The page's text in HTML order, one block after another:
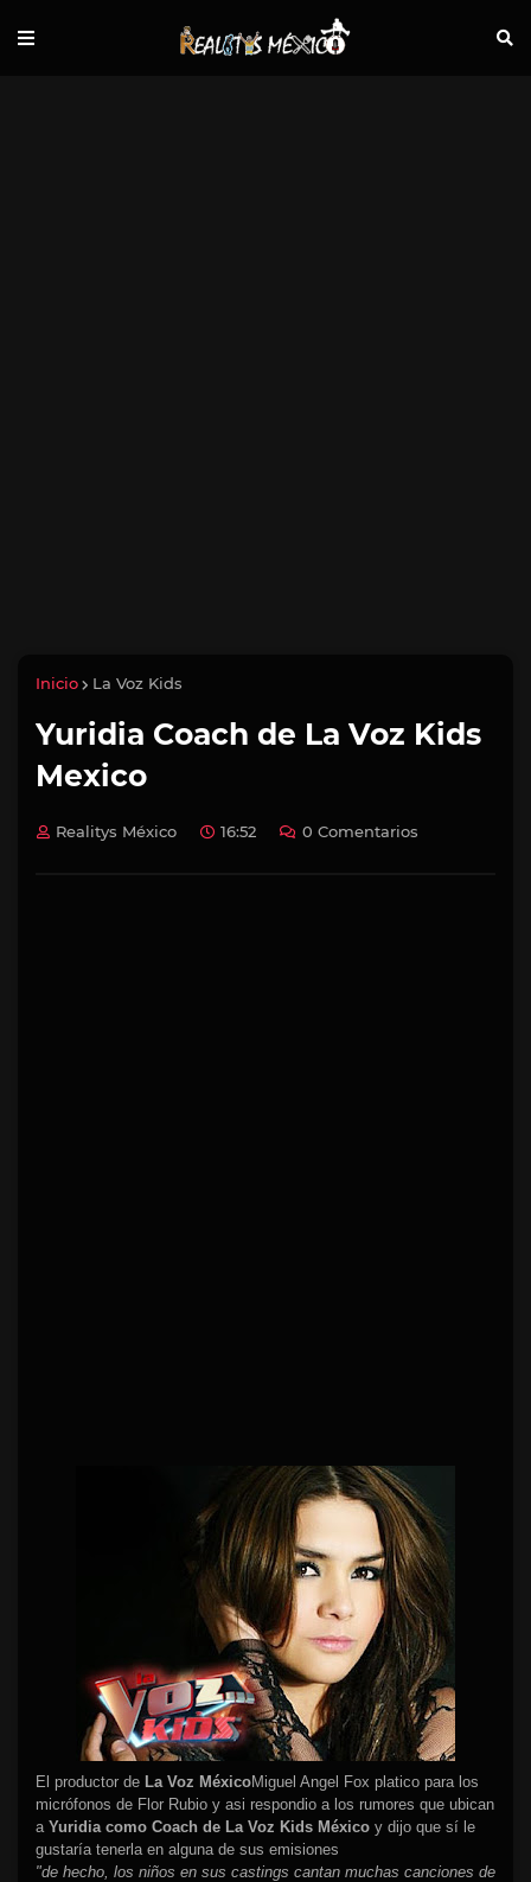
Inicio La Voz Kids
Yuridia Coach de La Voz Kids
Mexico
Realitys México 16:52 0 Comentarios
El productor de La Voz MéxicoMiguel Angel Fox platico para los
micrófonos de Flor Rubio y asi respondio a los rumores que ubican
a Yuridia como Coach de La Voz Kids México y dijo que sí le
gustaría tenerla en alguna de sus emisiones
"de hecho, los niños en sus castings cantan muchas canciones de